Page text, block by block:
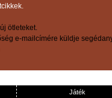
ötleteket.
e-mailcímére küldje
Játék